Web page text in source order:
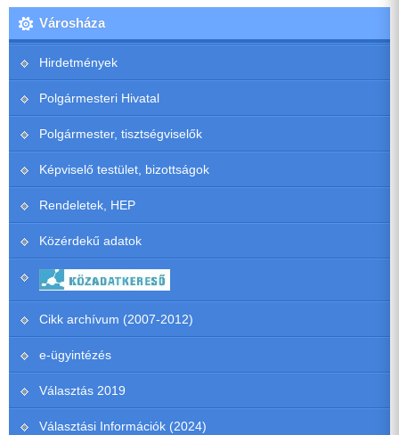
Városháza
Hirdetmények
Polgármesteri Hivatal
Polgármester, tisztségviselők
Képviselő testület, bizottságok
Rendeletek, HEP
Közérdekű adatok
Cikk archívum (2007-2012)
e-ügyintézés
Választás 2019
Választási Információk (2024)